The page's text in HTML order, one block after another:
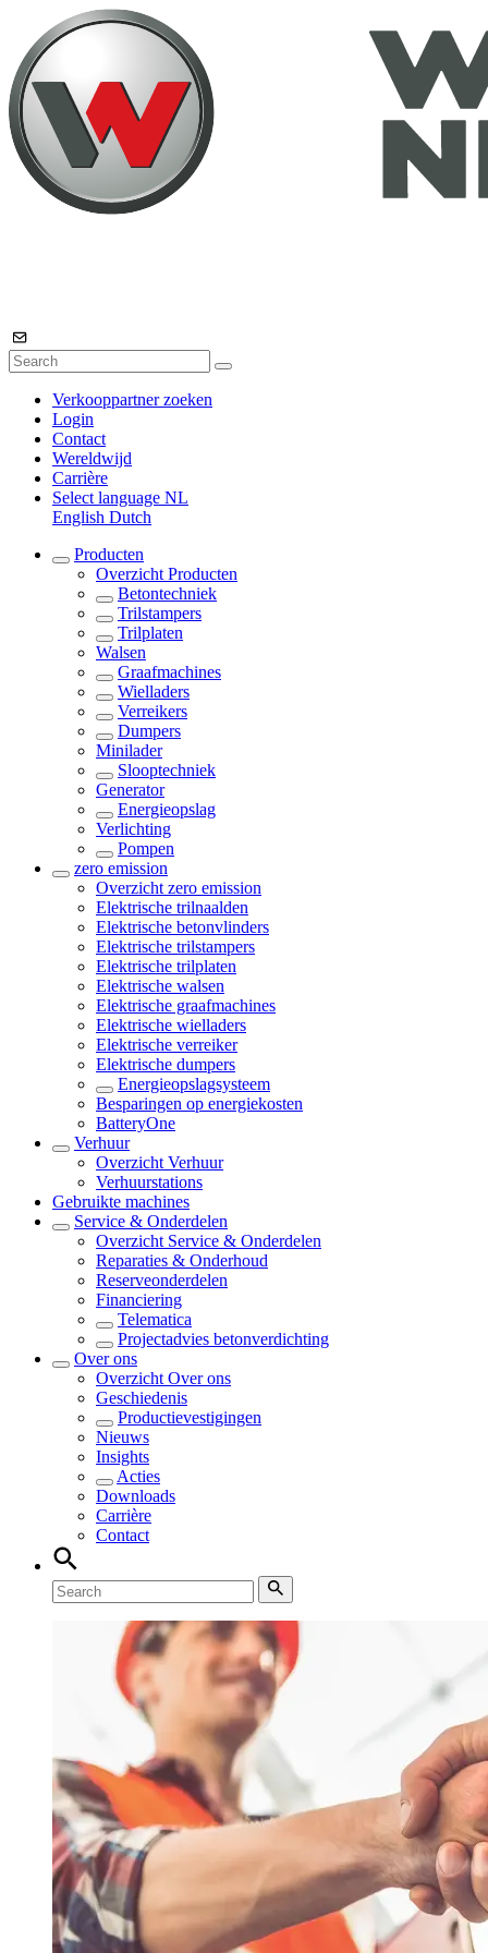
Verkooppartner zoeken
Login
Contact
Wereldwijd
Carrière
Select language NL
English Dutch
Producten
Overzicht Producten
Betontechniek
Trilstampers
Trilplaten
Walsen
Graafmachines
Wielladers
Verreikers
Dumpers
Minilader
Slooptechniek
Generator
Energieopslag
Verlichting
Pompen
zero emission
Overzicht zero emission
Elektrische trilnaalden
Elektrische betonvlinders
Elektrische trilstampers
Elektrische trilplaten
Elektrische walsen
Elektrische graafmachines
Elektrische wielladers
Elektrische verreiker
Elektrische dumpers
Energieopslagsysteem
Besparingen op energiekosten
BatteryOne
Verhuur
Overzicht Verhuur
Verhuurstations
Gebruikte machines
Service & Onderdelen
Overzicht Service & Onderdelen
Reparaties & Onderhoud
Reserveonderdelen
Financiering
Telematica
Projectadvies betonverdichting
Over ons
Overzicht Over ons
Geschiedenis
Productievestigingen
Nieuws
Insights
Acties
Downloads
Carrière
Contact